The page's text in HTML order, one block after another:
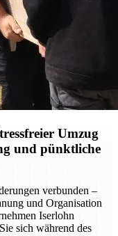
Umzug
und pünktliche
verbunden –
und Organisation
Iserlohn
sich während des